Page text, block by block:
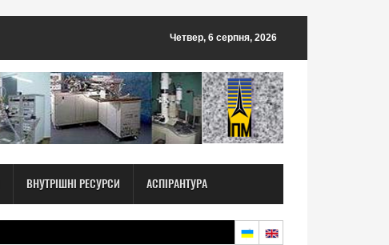
Четвер, 6 серпня, 2026
ВНУТРІШНІ РЕСУРСИ АСПІРАНТУРА